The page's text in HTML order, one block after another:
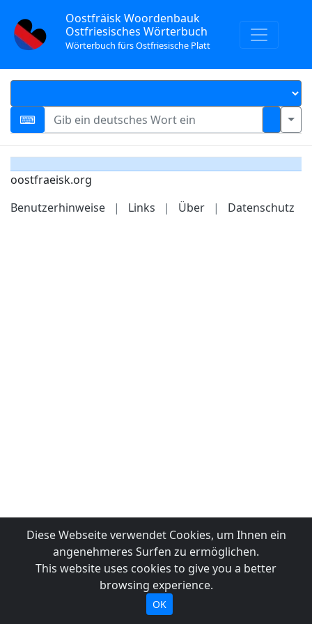
Oostfräisk Woordenbauk
Ostfriesisches Wörterbuch
Wörterbuch fürs Ostfriesische Platt
oostfraeisk.org
Benutzerhinweise
| Links | Über | Datenschutz
Diese Webseite verwendet Cookies, um Ihnen ein
angenehmeres Surfen zu ermöglichen.
This website uses cookies to give you a better
browsing experience.
OK